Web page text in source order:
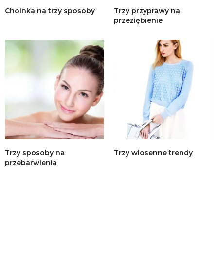
Choinka na trzy sposoby
Trzy przyprawy na
przeziębienie
Trzy sposoby na
przebarwienia
Trzy wiosenne trendy